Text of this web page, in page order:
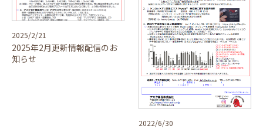
2025/2/21
2025年2月更新情報配信のお
知らせ
2022/6/30